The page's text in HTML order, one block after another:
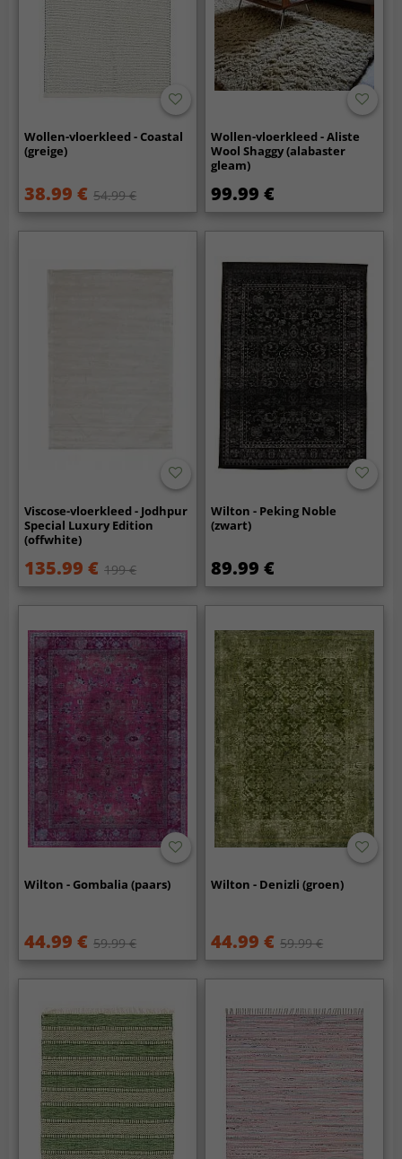
Wollen-vloerkleed - Coastal
(greige)
38.99 € 54.99 €
Wollen-vloerkleed - Aliste
Wool Shaggy (alabaster
gleam)
99.99 €
Viscose-vloerkleed - Jodhpur
Special Luxury Edition
(offwhite)
135.99 € 199 €
Wilton - Peking Noble
(zwart)
89.99 €
Wilton - Gombalia (paars)
44.99 € 59.99 €
Wilton - Denizli (groen)
44.99 € 59.99 €